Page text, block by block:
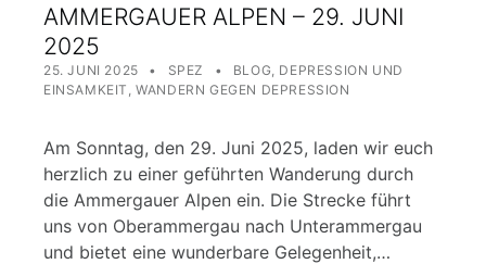
AMMERGAUER ALPEN – 29. JUNI
2025
POSTED ON:
25. JUNI 2025 SPEZ CATEGORIZED IN:
BLOG DEPRESSION UND
EINSAMKEIT ,WANDERN GEGEN DEPRESSION
Am Sonntag, den 29. Juni 2025, laden wir euch
herzlich zu einer geführten Wanderung durch
die Ammergauer Alpen ein. Die Strecke führt
uns von Oberammergau nach Unterammergau
und bietet eine wunderbare Gelegenheit,…